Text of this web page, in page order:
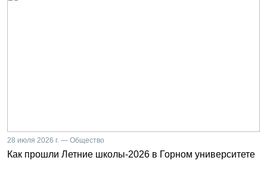
28 июля 2026 г. — Общество
Как прошли Летние школы-2026 в Горном университете